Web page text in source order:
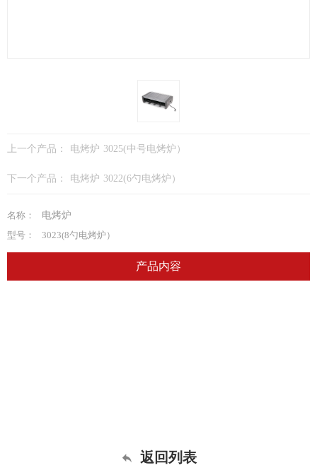
上一个产品： 电烤炉 3025(中号电烤炉）
下一个产品： 电烤炉 3022(6勺电烤炉）
名称：
电烤炉
型号：
3023(8勺电烤炉）
产品内容
返回列表